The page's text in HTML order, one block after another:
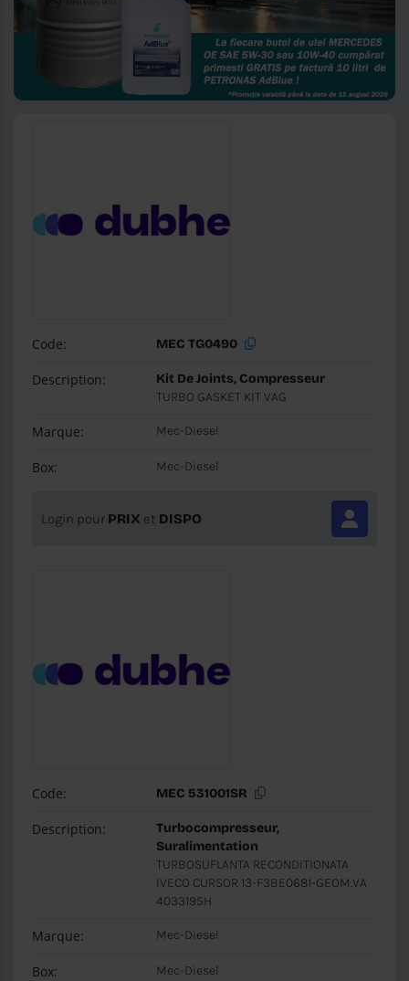
Code: MEC TG0490
Description:
Kit De Joints, Compresseur
TURBO GASKET KIT VAG
Marque: Mec-Diesel
Box: Mec-Diesel
Login pour PRIX et DISPO
Code: MEC 531001SR
Description:
Turbocompresseur,
Suralimentation
TURBOSUFLANTA RECONDITIONATA
IVECO CURSOR 13-F3BE0681-GEOM.VA
4033195H
Marque: Mec-Diesel
Box: Mec-Diesel